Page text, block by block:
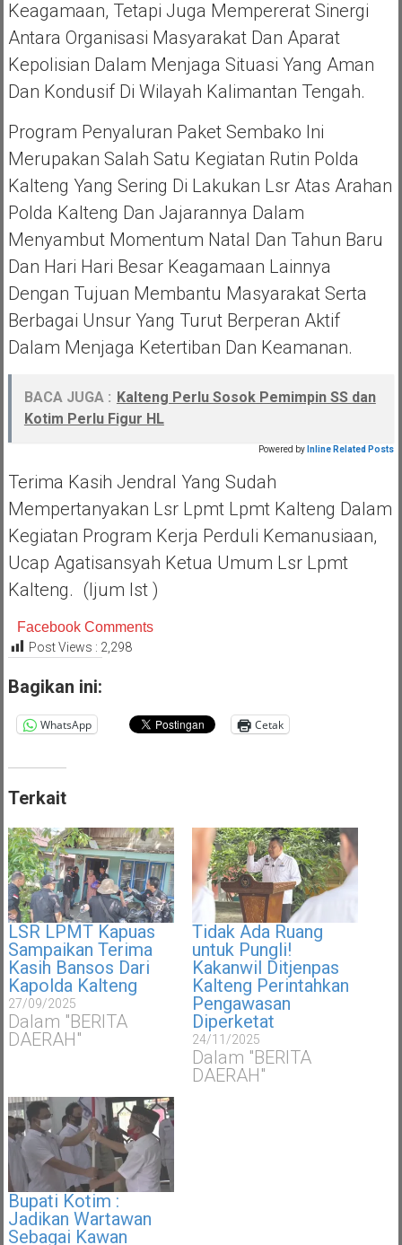
Keagamaan, Tetapi Juga Mempererat Sinergi
Antara Organisasi Masyarakat Dan Aparat
Kepolisian Dalam Menjaga Situasi Yang Aman
Dan Kondusif Di Wilayah Kalimantan Tengah.
Program Penyaluran Paket Sembako Ini
Merupakan Salah Satu Kegiatan Rutin Polda
Kalteng Yang Sering Di Lakukan Lsr Atas Arahan
Polda Kalteng Dan Jajarannya Dalam
Menyambut Momentum Natal Dan Tahun Baru
Dan Hari Hari Besar Keagamaan Lainnya
Dengan Tujuan Membantu Masyarakat Serta
Berbagai Unsur Yang Turut Berperan Aktif
Dalam Menjaga Ketertiban Dan Keamanan.
BACA JUGA : Kalteng Perlu Sosok Pemimpin SS dan
Kotim Perlu Figur HL
Powered by Inline Related Posts
Terima Kasih Jendral Yang Sudah
Mempertanyakan Lsr Lpmt Lpmt Kalteng Dalam
Kegiatan Program Kerja Perduli Kemanusiaan,
Ucap Agatisansyah Ketua Umum Lsr Lpmt
Kalteng. (Ijum Ist )
Facebook Comments
Post Views : 2,298
Bagikan ini:
WhatsApp Cetak
Terkait
LSR LPMT Kapuas
Sampaikan Terima
Kasih Bansos Dari
Kapolda Kalteng
27/09/2025
Dalam "BERITA
DAERAH"
Tidak Ada Ruang
untuk Pungli!
Kakanwil Ditjenpas
Kalteng Perintahkan
Pengawasan
Diperketat
24/11/2025
Dalam "BERITA
DAERAH"
Bupati Kotim :
Jadikan Wartawan
Sebagai Kawan